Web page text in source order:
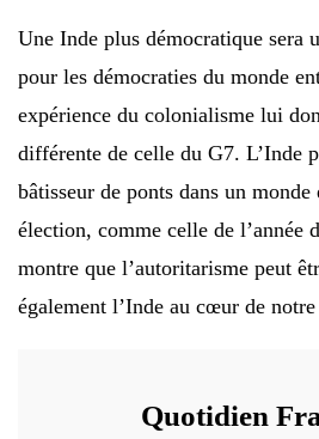
Une Inde plus démocratique sera
pour les démocraties du monde
expérience du colonialisme lui
différente de celle du G7. L’Inde
bâtisseur de ponts dans un
élection, comme celle de l’année
montre que l’autoritarisme peut
également l’Inde au cœur de
Quotidien